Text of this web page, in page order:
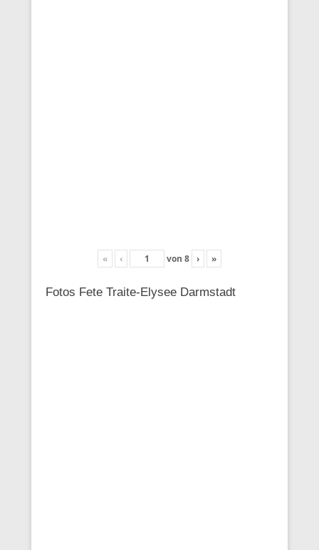
« ‹ von 8 › »
Fotos Fete Traite-Elysee Darmstadt